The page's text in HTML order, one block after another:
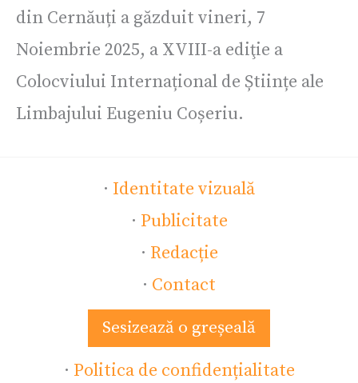
din Cernăuți a găzduit vineri, 7
Noiembrie 2025, a XVIII-a ediţie a
Colocviului Internațional de Științe ale
Limbajului Eugeniu Coșeriu.
· Identitate vizuală
· Publicitate
· Redacție
· Contact
Sesizează o greșeală
· Politica de confidențialitate